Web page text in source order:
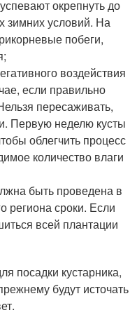
окрепнуть до
зимних условий. На
побеги,
воздействия
если правильно
пересаживать,
Первую неделю кусты
облегчить процесс
количество влаги
быть проведена в
региона сроки. Если
всей плантации
посадки кустарника,
будут источать